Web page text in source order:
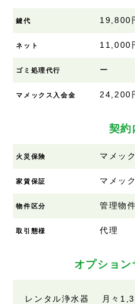
鍵代 19,800
ネット 11,000
ゴミ処理代行 ー
マメックス入会金 24,200
契約
火災保険 マメッ
家賃保証 マメッ
物件区分 管理物件
取引態様 代理
オプショ
レンタル浄水器 月々